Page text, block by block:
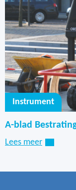
Instrument
A-blad
Lees meer